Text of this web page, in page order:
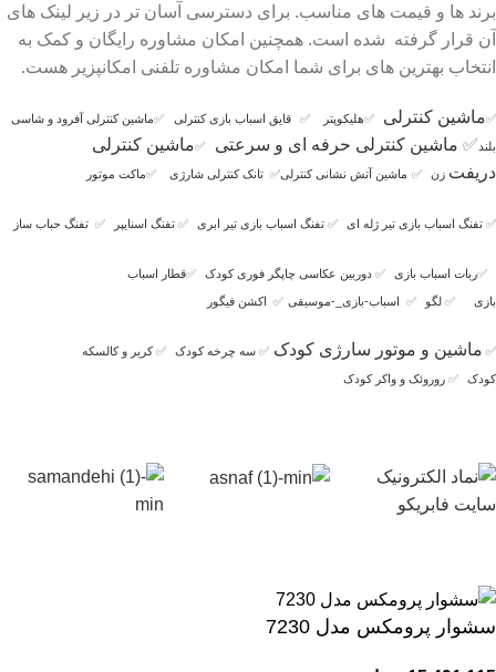
برند ها و قیمت های مناسب. برای دسترسی آسان تر در زیر لینک های
آن قرار گرفته شده است. همچنین امکان مشاوره رایگان و کمک به
انتخاب بهترین های برای شما امکان مشاوره تلفنی امکانپزیر هست.
✅ماشین کنترلی ✅هلیکوپتر ✅ قایق اسباب بازی کنترلی ✅ماشین کنترلی آفرود و شاسی
بلند ✅ ماشین کنترلی حرفه ای و سرعتی ✅ماشین کنترلی
دریفت زن ✅ ماشین آتش نشانی کنترلی✅ تانک کنترلی شارژی ✅ماکت موتور
✅ تفنگ اسباب بازی تیر ژله ای ✅ تفنگ اسباب بازی تیر ابری ✅ تفنگ اسنایپر ✅ تفنگ حباب ساز
✅ربات اسباب بازی ✅ دوربین عکاسی چاپگر فوری کودک ✅قطار اسباب
بازی ✅ لگو ✅ اسباب-بازی_-موسیقی ✅ اکشن فیگور
✅ ماشین و موتور سارژی کودک ✅ سه چرخه کودک ✅کریر و کالسکه
کودک ✅ روروئک و واکر کودک
سشوار پرومکس مدل 7230